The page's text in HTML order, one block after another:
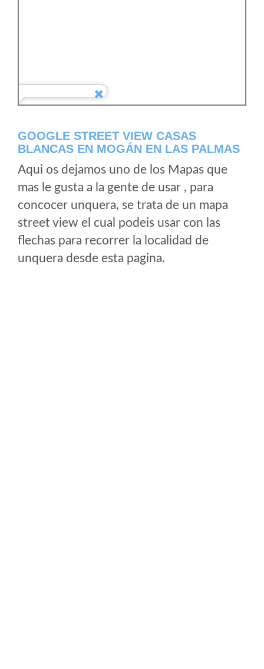
GOOGLE STREET VIEW CASAS
BLANCAS EN MOGÁN EN LAS PALMAS
Aqui os dejamos uno de los Mapas que
mas le gusta a la gente de usar , para
concocer unquera, se trata de un mapa
street view el cual podeis usar con las
flechas para recorrer la localidad de
unquera desde esta pagina.